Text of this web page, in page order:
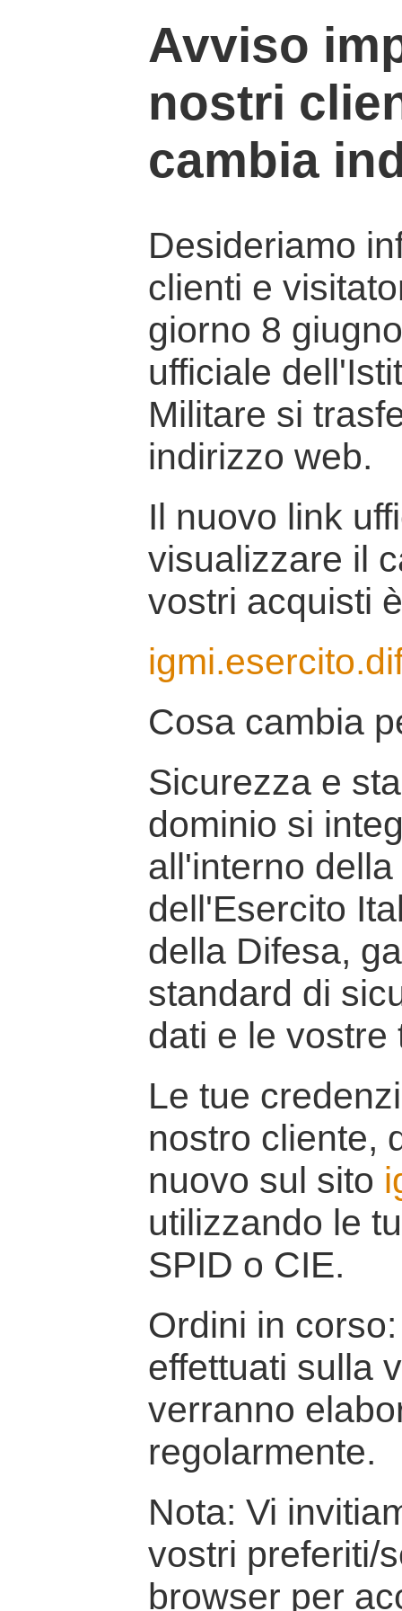
Avviso
nostri
cambia
Desideriamo
clienti e
giorno 8
ufficiale
Militare si
indirizzo web.
Il nuovo link
visualizzare il
vostri acquisti
Cosa cambia
Sicurezza e
dominio si
all'interno
dell'Esercito
della Difesa,
standard di
dati e le vostre
Le tue
nostro cliente,
nuovo sul sito
utilizzando le
SPID o CIE.
Ordini in
effettuati sulla
verranno
regolarmente.
Nota: Vi
vostri preferiti/
browser per